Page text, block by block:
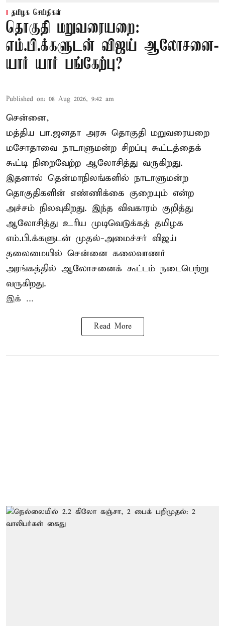
தமிழக செய்திகள்
தொகுதி மறுவரையறை:
எம்.பி.க்களுடன் விஜய் ஆலோசனை-
யார் யார் பங்கேற்பு?
Published on: 08 Aug 2026, 9:42 am
சென்னை,
மத்திய பா.ஜனதா அரசு தொகுதி மறுவரையறை
மசோதாவை நாடாளுமன்ற சிறப்பு கூட்டத்தைக்
கூட்டி நிறைவேற்ற ஆலோசித்து வருகிறது.
இதனால் தென்மாநிலங்களில் நாடாளுமன்ற
தொகுதிகளின் எண்ணிக்கை குறையும் என்ற
அச்சம் நிலவுகிறது. இந்த விவகாரம் குறித்து
ஆலோசித்து உரிய முடிவெடுக்கத் தமிழக
எம்.பி.க்களுடன் முதல்-அமைச்சர் விஜய்
தலைமையில் சென்னை கலைவாணர்
அரங்கத்தில் ஆலோசனைக் கூட்டம் நடைபெற்று
வருகிறது.
இக் ...
Read More